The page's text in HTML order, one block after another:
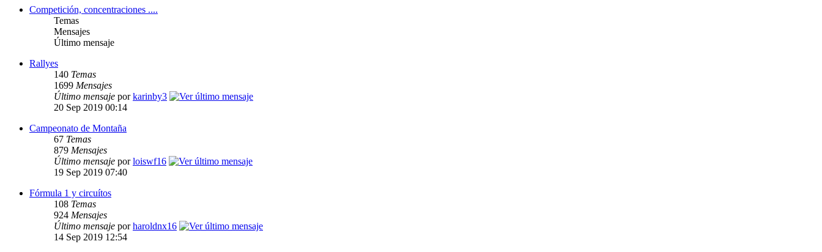
Competición, concentraciones ....
Temas
Mensajes
Último mensaje
Rallyes
140 Temas
1699 Mensajes
Último mensaje porkarinby3
20 Sep 2019 00:14
Campeonato de Montaña
67 Temas
879 Mensajes
Último mensaje porloiswf16
19 Sep 2019 07:40
Fórmula 1 y circuítos
108 Temas
924 Mensajes
Último mensaje porharoldnx16
14 Sep 2019 12:54